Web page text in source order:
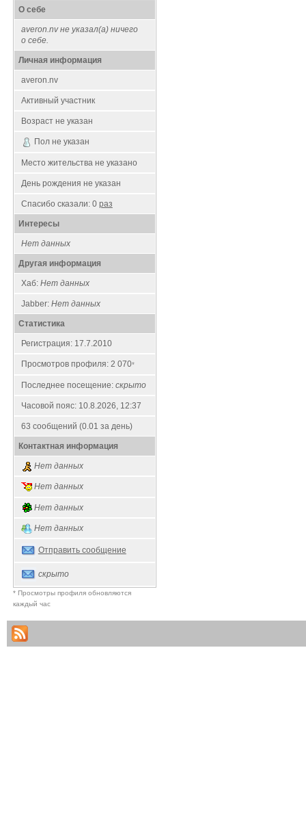
О себе
averon.nv не указал(а) ничего
о себе.
Личная информация
averon.nv
Активный участник
Возраст не указан
Пол не указан
Место жительства не указано
День рождения не указан
Спасибо сказали: 0 раз
Интересы
Нет данных
Другая информация
Хаб: Нет данных
Jabber: Нет данных
Статистика
Регистрация: 17.7.2010
Просмотров профиля: 2 070*
Последнее посещение: скрыто
Часовой пояс: 10.8.2026, 12:37
63 сообщений (0.01 за день)
Контактная информация
Нет данных
Нет данных
Нет данных
Нет данных
Отправить сообщение
скрыто
* Просмотры профиля обновляются
каждый час